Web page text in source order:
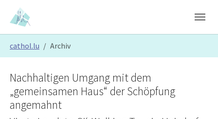
Skip to main content
Skip to page footer
cathol.lu Archiv
Nachhaltigen Umgang mit dem
„gemeinsamen Haus“ der Schöpfung
angemahnt